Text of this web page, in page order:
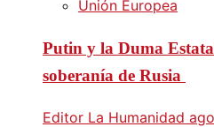
Unión Europea
Putin y la Duma
soberanía de Rusia
Editor La Humanidad